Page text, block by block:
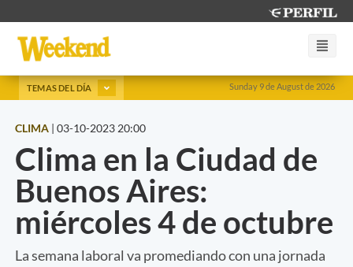
Sunday 9 de August de 2026
TEMAS DEL DÍA
CLIMA | 03-10-2023 20:00
Clima en la Ciudad de
Buenos Aires:
miércoles 4 de octubre
La semana laboral va promediando con una jornada